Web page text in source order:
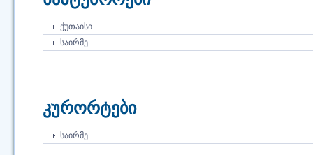
ᲥᲣᲗᲐᲘᲡᲘ
ᲡᲐᲘᲠᲛᲔ
კურორტები
ᲡᲐᲘᲠᲛᲔ